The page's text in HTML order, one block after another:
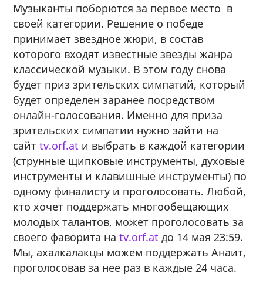
Музыканты поборются за первое место в
своей категории. Решение о победе
принимает звездное жюри, в состав
которого входят известные звезды жанра
классической музыки. В этом году снова
будет приз зрительских симпатий, который
будет определен заранее посредством
онлайн-голосования. Именно для приза
зрительских симпатии нужно зайти на
сайтtv.orf.at и выбрать в каждой категории
(струнные щипковые инструменты, духовые
инструменты и клавишные инструменты) по
одному финалисту и проголосовать. Любой,
кто хочет поддержать многообещающих
молодых талантов, может проголосовать за
своего фаворита наtv.orf.at до 14 мая 23:59.
Мы, ахалкалакцы можем поддержать Анаит,
проголосовав за нее раз в каждые 24 часа.